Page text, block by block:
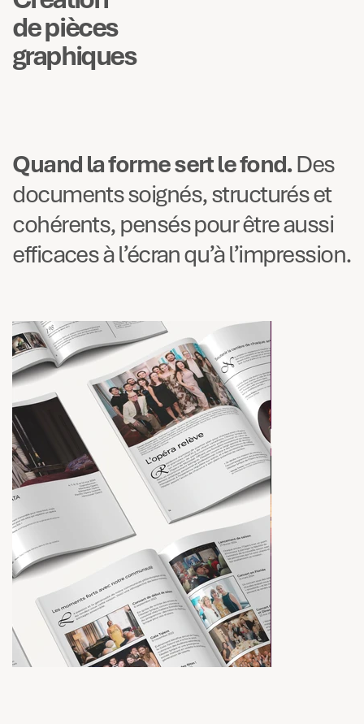
de pièces
graphiques
Quand la forme sert le fond.Des
documents soignés, structurés et
cohérents, pensés pour être aussi
efficaces à l’écran qu’à l’impression.